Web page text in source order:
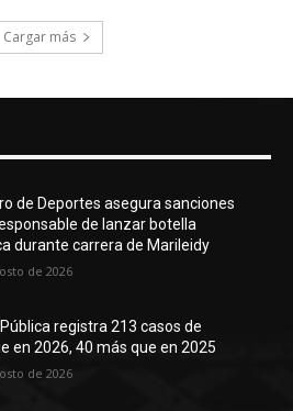
Cargar más
de Deportes asegura sanciones
de lanzar botella
durante carrera de Marileidy
de 2026
registra 213 casos de
en 2026, 40 más que en 2025
de 2026